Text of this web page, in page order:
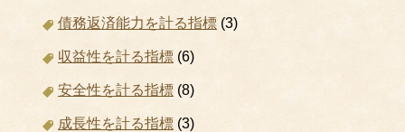
債務返済能力を計る指標 (3)
収益性を計る指標 (6)
安全性を計る指標 (8)
成長性を計る指標 (3)